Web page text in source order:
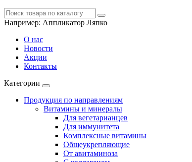
Например: Аппликатор Ляпко
О нас
Новости
Акции
Контакты
Категории
Продукция по направлениям
Витамины и минералы
Для вегетарианцев
Для иммунитета
Комплексные витамины
Общеукрепляющие
От авитаминоза